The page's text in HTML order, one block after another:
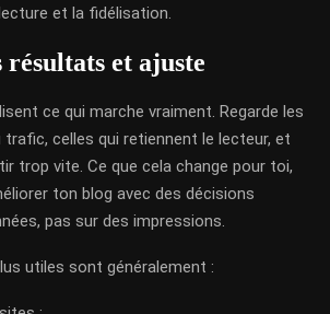
et la fidélisation.
résultats et ajuste
ce qui marche vraiment. Regarde les
celles qui retiennent le lecteur, et
trop vite. Ce que cela change pour toi,
ton blog avec des décisions
pas sur des impressions.
utiles sont généralement :